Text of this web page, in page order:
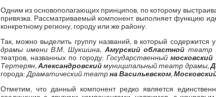
Одним из основополагающих принципов, по которому
привязка. Рассматриваемый компонент выполняет функцию
конкретному региону, городу или же району.
Так, можно выделить группу названий, в который содержится
драмы имени В.М. Шукшина, Амурский областной театр
театров, названных по городу: Государственныймосковский
Тертерян,Александровскиймуниципальный театр драмы,
города: Драматический театрна Васильевском,
Отметим, что данный компонент редко является